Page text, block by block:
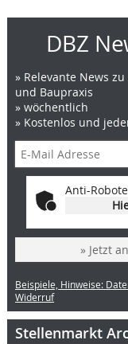
DBZ
» Relevante News
und Baupraxis
» wöchentlich
» Kostenlos und
Anti-
» Jetzt
Beispiele, Hinweise:
Widerruf
Stellenmarkt